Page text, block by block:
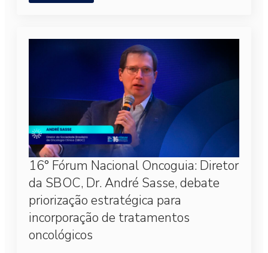
16° Fórum Nacional Oncoguia: Diretor
da SBOC, Dr. André Sasse, debate
priorização estratégica para
incorporação de tratamentos
oncológicos